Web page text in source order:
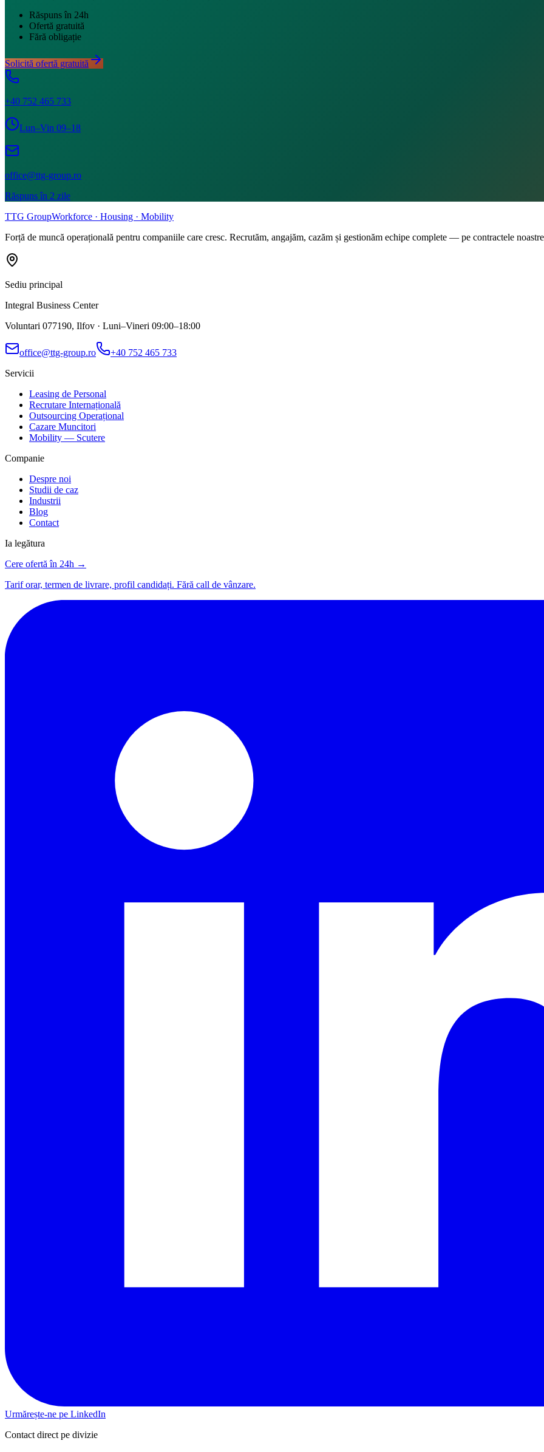
Răspuns în 24h
Ofertă gratuită
Fără obligație
Solicită ofertă gratuită
+40 752 465 733
Lun–Vin 09–18
office@ttg-group.ro
Răspuns în 2 zile
TTG GroupWorkforce · Housing · Mobility
Forță de muncă operațională pentru companiile care cresc. Recrutăm, angajăm, cazăm și gestionăm echipe complete — pe contractele
Sediu principal
Integral Business Center
Voluntari 077190, Ilfov · Luni–Vineri 09:00–18:00
office@ttg-group.ro
+40 752 465 733
Servicii
Leasing de Personal
Recrutare Internațională
Outsourcing Operațional
Cazare Muncitori
Mobility — Scutere
Companie
Despre noi
Studii de caz
Industrii
Blog
Contact
Ia legătura
Cere ofertă în 24h →
Tarif orar, termen de livrare, profil candidați. Fără call de vânzare.
Urmărește-ne pe LinkedIn
Contact direct pe divizie